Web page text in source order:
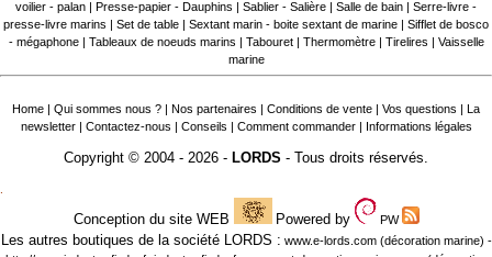
voilier - palan
Presse-papier - Dauphins Sablier - Salière Salle de bain
Serre-livre -
presse-livre marins
Set de table Sextant marin - boite sextant de marine
Sifflet de bosco
- mégaphone| Tableaux de noeuds marins Tabouret| Thermomètre| Tirelires
Vaisselle
marine
Home Qui sommes nous ? Nos partenaires Conditions de vente Vos questions
La
newsletter
Contactez-nous Conseils Comment commander Informations légales
Copyright © 2004 - 2026 - LORDS - Tous droits réservés.
.
Conception du site WEB Powered by PW
Les autres boutiques de la société LORDS : www.e-lords.com(décoration marine) -